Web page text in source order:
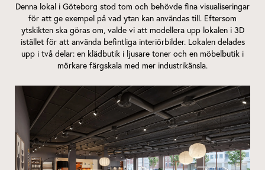
Denna lokal i Göteborg stod tom och behövde fina visualiseringar
för att ge exempel på vad ytan kan användas till. Eftersom
ytskikten ska göras om, valde vi att modellera upp lokalen i 3D
istället för att använda befintliga interiörbilder. Lokalen delades
upp i två delar: en klädbutik i ljusare toner och en möbelbutik i
mörkare färgskala med mer industrikänsla.